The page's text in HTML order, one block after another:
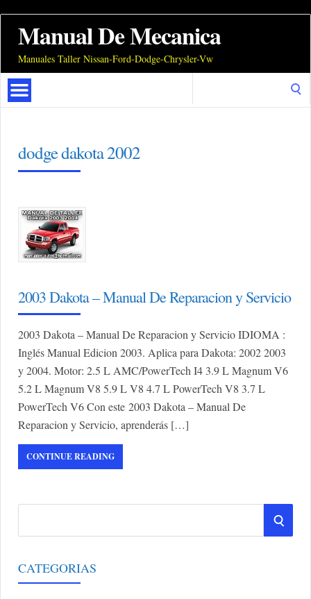
Manual De Mecanica
Manuales Taller Nissan-Ford-Dodge-Chrysler-Vw
dodge dakota 2002
2003 Dakota – Manual De Reparacion y Servicio
2003 Dakota – Manual De Reparacion y Servicio IDIOMA :
Inglés Manual Edicion 2003. Aplica para Dakota: 2002 2003
y 2004. Motor: 2.5 L AMC/PowerTech I4 3.9 L Magnum V6
5.2 L Magnum V8 5.9 L V8 4.7 L PowerTech V8 3.7 L
PowerTech V6 Con este 2003 Dakota – Manual De
Reparacion y Servicio, aprenderás […]
CONTINUE READING
r
c
S
CATEGORIAS